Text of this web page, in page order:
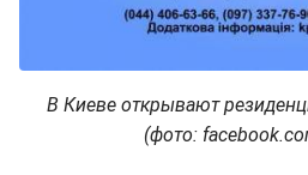
В Киеве открывают
(фото: